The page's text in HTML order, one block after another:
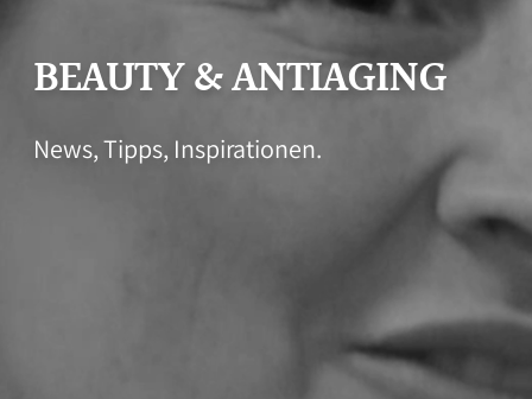
BEAUTY & ANTIAGING
News, Tipps, Inspirationen.